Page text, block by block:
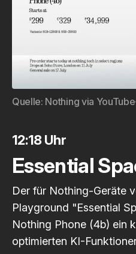
Quelle: Nothing via
12:18 Uhr
Essential
Der für Nothing-Geräte
Playground "Essential
Nothing Phone (4b) ein
optimierten KI-